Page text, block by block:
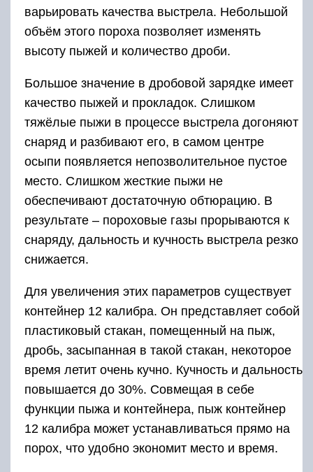
варьировать качества выстрела. Небольшой
объём этого пороха позволяет изменять
высоту пыжей и количество дроби.
Большое значение в дробовой зарядке имеет
качество пыжей и прокладок. Слишком
тяжёлые пыжи в процессе выстрела догоняют
снаряд и разбивают его, в самом центре
осыпи появляется непозволительное пустое
место. Слишком жесткие пыжи не
обеспечивают достаточную обтюрацию. В
результате – пороховые газы прорываются к
снаряду, дальность и кучность выстрела резко
снижается.
Для увеличения этих параметров существует
контейнер 12 калибра. Он представляет собой
пластиковый стакан, помещенный на пыж,
дробь, засыпанная в такой стакан, некоторое
время летит очень кучно. Кучность и дальность
повышается до 30%. Совмещая в себе
функции пыжа и контейнера, пыж контейнер
12 калибра может устанавливаться прямо на
порох, что удобно экономит место и время.